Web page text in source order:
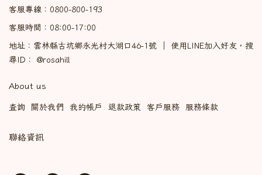
客服專線：0800-800-193
客服時間：08:00-17:00
地址：雲林縣古坑鄉永光村大湖口46-1號 ｜ 使用LINE加入好友，搜
尋ID： @rosahill
About us
查詢 關於我們 我的帳戶 退款政策 客戶服務 服務條款
聯絡資訊